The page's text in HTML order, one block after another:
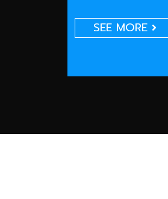
SEE MORE